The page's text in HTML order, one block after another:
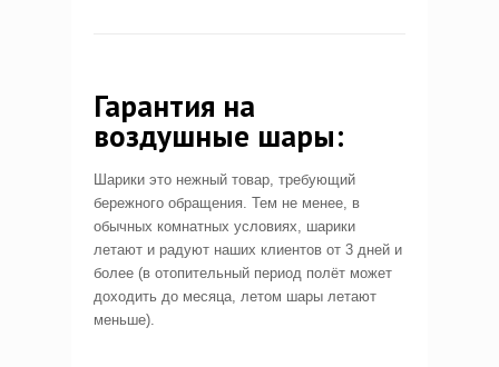
Гарантия на
воздушные шары:
Шарики это нежный товар, требующий
бережного обращения. Тем не менее, в
обычных комнатных условиях, шарики
летают и радуют наших клиентов от 3 дней и
более (в отопительный период полёт может
доходить до месяца, летом шары летают
меньше).